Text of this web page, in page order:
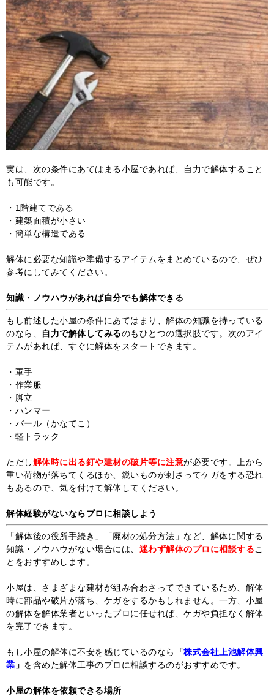
実は、次の条件にあてはまる小屋であれば、自力で解体すること
も可能です。
・1階建てである
・建築面積が小さい
・簡単な構造である
解体に必要な知識や準備するアイテムをまとめているので、ぜひ
参考にしてみてください。
知識・ノウハウがあれば自分でも解体できる
もし前述した小屋の条件にあてはまり、解体の知識を持っている
のなら、
自力で解体してみるのもひとつの選択肢です。次のアイ
テムがあれば、すぐに解体をスタートできます。
・軍手
・作業服
・脚立
・ハンマー
・バール（かなてこ）
・軽トラック
ただし解体時に出る釘や建材の破片等に注意が必要です。上から
重い荷物が落ちてくるほか、鋭いものが刺さってケガをする恐れ
もあるので、気を付けて解体してください。
解体経験がないならプロに相談しよう
「解体後の役所手続き」「廃材の処分方法」など、解体に関する
知識・ノウハウがない場合には、 迷わず解体のプロに相談するこ
とをおすすめします。
小屋は、さまざまな建材が組み合わさってできているため、解体
時に部品や破片が落ち、ケガをするかもしれません。一方、小屋
の解体を解体業者といったプロに任せれば、ケガや負担なく解体
を完了できます。
もし小屋の解体に不安を感じているのなら 「株式会社上池解体興
業 」 を含めた解体工事のプロに相談するのがおすすめです。
小屋の解体を依頼できる場所